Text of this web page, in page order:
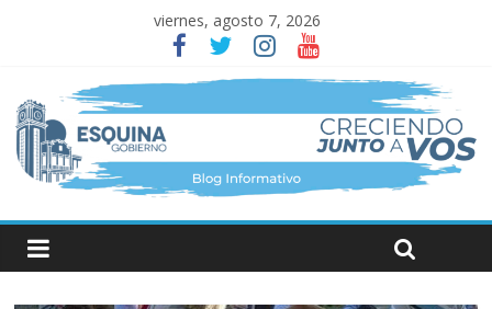
viernes, agosto 7, 2026